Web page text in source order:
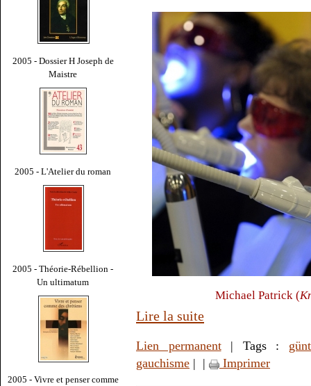
2005 - Dossier H Joseph de
Maistre
2005 - L'Atelier du roman
2005 - Théorie-Rébellion -
Un ultimatum
2005 - Vivre et penser comme
Michael Patrick (
Lire la suite
Lien permanent| Tags :
gauchisme | | Imprimer